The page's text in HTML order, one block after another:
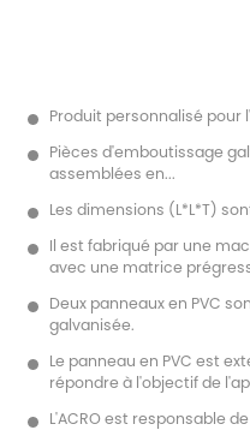
Produit personnalisé pour
Pièces d'emboutissage
assemblées en...
Les dimensions (L*L*T)
Il est fabriqué par une
avec une matrice
Deux panneaux en PVC
galvanisée.
Le panneau en PVC est
répondre à l'objectif de
L'ACRO est responsable